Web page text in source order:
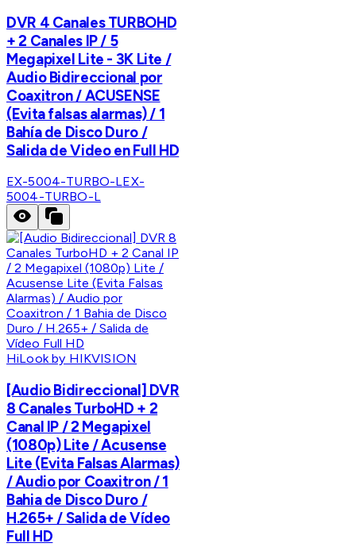
DVR 4 Canales TURBOHD
+ 2 Canales IP / 5
Megapixel Lite - 3K Lite /
Audio Bidireccional por
Coaxitron / ACUSENSE
(Evita falsas alarmas) / 1
Bahía de Disco Duro /
Salida de Video en Full HD
EX-5004-TURBO-LEX-
5004-TURBO-L
HiLook by HIKVISION
[Audio Bidireccional] DVR
8 Canales TurboHD + 2
Canal IP / 2 Megapixel
(1080p) Lite / Acusense
Lite (Evita Falsas Alarmas)
/ Audio por Coaxitron / 1
Bahia de Disco Duro /
H.265+ / Salida de Vídeo
Full HD